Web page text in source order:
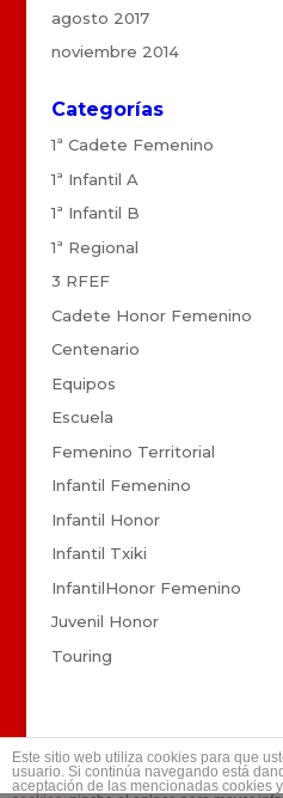
agosto 2017
noviembre 2014
Categorías
1ª Cadete Femenino
1ª Infantil A
1ª Infantil B
1ª Regional
3 RFEF
Cadete Honor Femenino
Centenario
Equipos
Escuela
Femenino Territorial
Infantil Femenino
Infantil Honor
Infantil Txiki
InfantilHonor Femenino
Juvenil Honor
Touring
Este sitio web utiliza cookies para que
usuario. Si continúa navegando está
aceptación de las mencionadas cookies